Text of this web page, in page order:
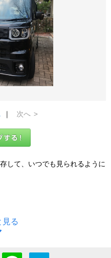
｜ 次へ >
して、いつでも見られるように
見る